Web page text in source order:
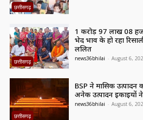
छत्तीसगढ़
छत्तीसगढ़
1 करोड़ 97 लाख 08
भेद भाव के हो रहा
ललित
news36bhilai - August 6,
छत्तीसगढ़
BSP ने मासिक उत्पादन
अनेक उत्पादन इकाइयों ने
news36bhilai - August 6,